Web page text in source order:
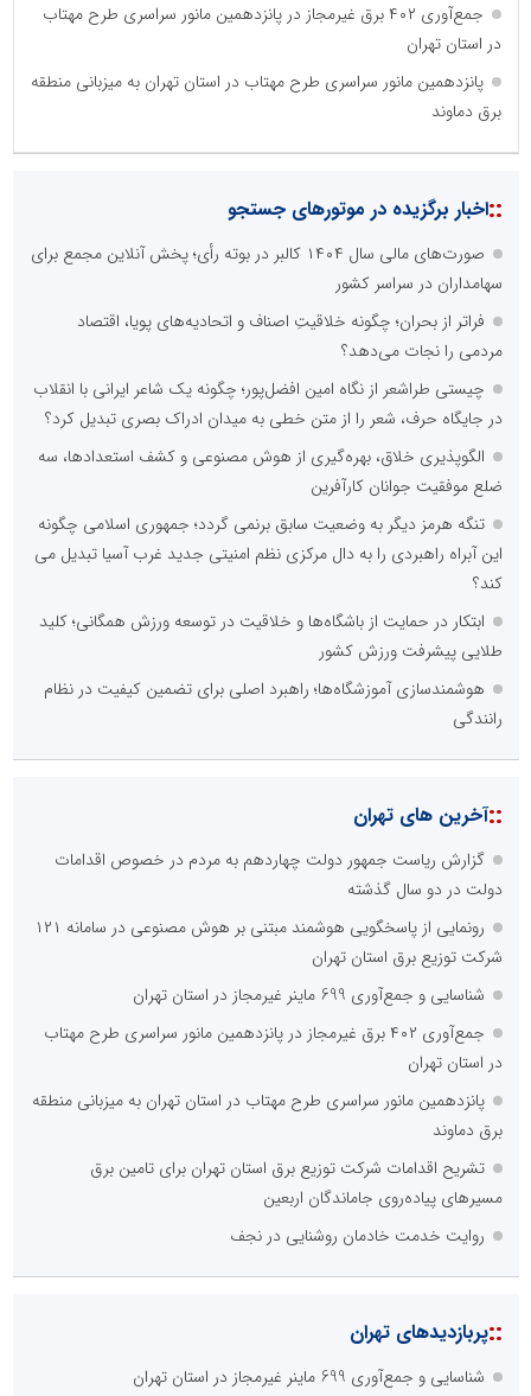
جمع‌آوری ۴۰۲ برق غیرمجاز در پانزدهمین مانور سراسری طرح مهتاب
در استان تهران
پانزدهمین مانور سراسری طرح مهتاب در استان تهران به میزبانی منطقه
برق دماوند
::اخبار برگزیده در موتورهای جستجو
صورت‌های مالی سال ۱۴۰۴ کالبر در بوته رأی؛ پخش آنلاین مجمع برای
سهامداران در سراسر کشور
فراتر از بحران؛ چگونه خلاقیتِ اصناف و اتحادیه‌های پویا، اقتصاد
مردمی را نجات می‌دهد؟
چیستی طراشعر از نگاه امین افضل‌پور؛ چگونه یک شاعر ایرانی با انقلاب
در جایگاه حرف، شعر را از متن خطی به میدان ادراک بصری تبدیل کرد؟
الگوپذیری خلاق، بهره‌گیری از هوش مصنوعی و کشف استعدادها، سه
ضلع موفقیت جوانان کارآفرین
تنگه هرمز دیگر به وضعیت سابق برنمی گردد؛ جمهوری اسلامی چگونه
این آبراه راهبردی را به دال مرکزی نظم امنیتی جدید غرب آسیا تبدیل می
کند؟
ابتکار در حمایت از باشگاه‌ها و خلاقیت در توسعه ورزش همگانی؛ کلید
طلایی پیشرفت ورزش کشور
هوشمندسازی آموزشگاه‌ها؛ راهبرد اصلی برای تضمین کیفیت در نظام
رانندگی
::آخرین های تهران
گزارش ریاست جمهور دولت چهاردهم به مردم در خصوص اقدامات
دولت در دو سال گذشته
رونمایی از پاسخگویی هوشمند مبتنی بر هوش مصنوعی در سامانه ۱۲۱
شرکت توزیع برق استان تهران
شناسایی و جمع‌آوری 699 ماینر غیرمجاز در استان تهران
جمع‌آوری ۴۰۲ برق غیرمجاز در پانزدهمین مانور سراسری طرح مهتاب
در استان تهران
پانزدهمین مانور سراسری طرح مهتاب در استان تهران به میزبانی منطقه
برق دماوند
تشریح اقدامات شرکت توزیع برق استان تهران برای تامین برق
مسیرهای پیاده‌روی جاماندگان اربعین
روایت خدمت خادمان روشنایی در نجف
::پربازدیدهای تهران
شناسایی و جمع‌آوری 699 ماینر غیرمجاز در استان تهران